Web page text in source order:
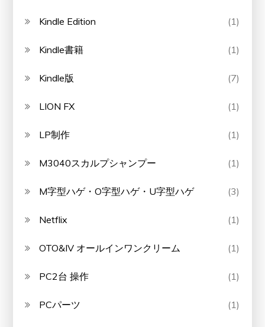
Kindle Edition (1)
Kindle書籍 (1)
Kindle版 (7)
LION FX (1)
LP制作 (1)
M3040スカルプシャンプー (1)
M字型ハゲ・O字型ハゲ・U字型ハゲ (3)
Netflix (1)
OTO&IV オールインワンクリーム (1)
PC2台 操作 (1)
PCパーツ (1)